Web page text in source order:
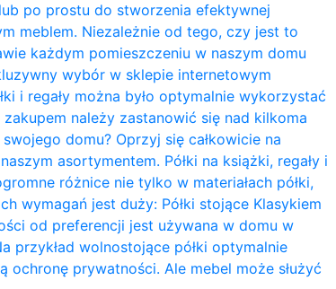
po prostu do stworzenia efektywnej
meblem. Niezależnie od tego, czy jest to
każdym pomieszczeniu w naszym domu
wybór w sklepie internetowym
i regały można było optymalnie wykorzystać
należy zastanowić się nad kilkoma
domu? Oprzyj się całkowicie na
asortymentem. Półki na książki, regały i
różnice nie tylko w materiałach półki,
wymagań jest duży: Półki stojące Klasykiem
od preferencji jest używana w domu w
przykład wolnostojące półki optymalnie
prywatności. Ale mebel może służyć